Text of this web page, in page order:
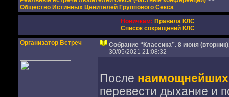
Общество Истинных Ценителей Группового Секса
Новичкам: Правила КЛС
Список сокращений КЛС
Организатор Встреч
Собрание “Классика”. 8 июня
30/05/2021 21:08:32
После
перевести дыхание и